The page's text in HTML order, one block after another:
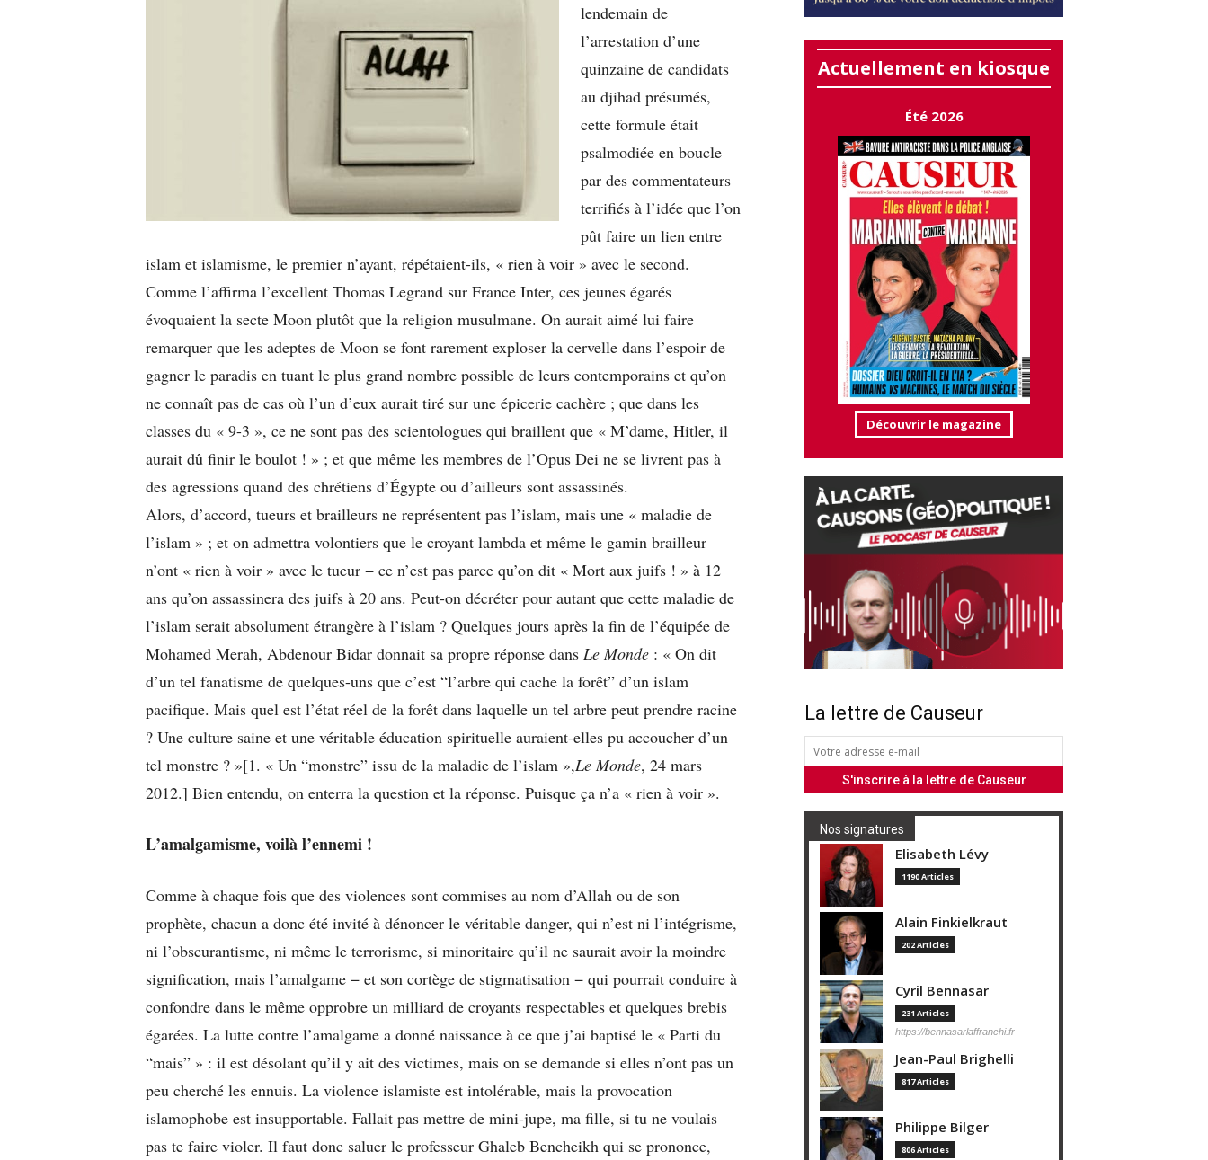
lendemain de
l’arrestation d’une
quinzaine de candidats
au djihad présumés,
cette formule était
psalmodiée en boucle
par des commentateurs
terrifiés à l’idée que l’on
pût faire un lien entre
islam et islamisme, le premier n’ayant, répétaient-ils, « rien à voir » avec le second.
Comme l’affirma l’excellent Thomas Legrand sur France Inter, ces jeunes égarés
évoquaient la secte Moon plutôt que la religion musulmane. On aurait aimé lui faire
remarquer que les adeptes de Moon se font rarement exploser la cervelle dans l’espoir de
gagner le paradis en tuant le plus grand nombre possible de leurs contemporains et qu’on
ne connaît pas de cas où l’un d’eux aurait tiré sur une épicerie cachère ; que dans les
classes du « 9-3 », ce ne sont pas des scientologues qui braillent que « M’dame, Hitler, il
aurait dû finir le boulot ! » ; et que même les membres de l’Opus Dei ne se livrent pas à
des agressions quand des chrétiens d’Égypte ou d’ailleurs sont assassinés.
Alors, d’accord, tueurs et brailleurs ne représentent pas l’islam, mais une « maladie de
l’islam » ; et on admettra volontiers que le croyant lambda et même le gamin brailleur
n’ont « rien à voir » avec le tueur − ce n’est pas parce qu’on dit « Mort aux juifs ! » à 12
ans qu’on assassinera des juifs à 20 ans. Peut-on décréter pour autant que cette maladie de
l’islam serait absolument étrangère à l’islam ? Quelques jours après la fin de l’équipée de
Mohamed Merah, Abdenour Bidar donnait sa propre réponse dans Le Monde : « On dit
d’un tel fanatisme de quelques-uns que c’est “l’arbre qui cache la forêt” d’un islam
pacifique. Mais quel est l’état réel de la forêt dans laquelle un tel arbre peut prendre racine
? Une culture saine et une véritable éducation spirituelle auraient-elles pu accoucher d’un
tel monstre ? »[1. « Un “monstre” issu de la maladie de l’islam »,Le Monde, 24 mars
2012.] Bien entendu, on enterra la question et la réponse. Puisque ça n’a « rien à voir ».
L’amalgamisme, voilà l’ennemi !
Comme à chaque fois que des violences sont commises au nom d’Allah ou de son
prophète, chacun a donc été invité à dénoncer le véritable danger, qui n’est ni l’intégrisme,
ni l’obscurantisme, ni même le terrorisme, si minoritaire qu’il ne saurait avoir la moindre
signification, mais l’amalgame − et son cortège de stigmatisation − qui pourrait conduire à
confondre dans le même opprobre un milliard de croyants respectables et quelques brebis
égarées. La lutte contre l’amalgame a donné naissance à ce que j’ai baptisé le « Parti du
“mais” » : il est désolant qu’il y ait des victimes, mais on se demande si elles n’ont pas un
peu cherché les ennuis. La violence islamiste est intolérable, mais la provocation
islamophobe est insupportable. Fallait pas mettre de mini-jupe, ma fille, si tu ne voulais
pas te faire violer. Il faut donc saluer le professeur Ghaleb Bencheikh qui se prononce,
Actuellement en kiosque
Été 2026
Découvrir le magazine
La lettre de Causeur
Nos signatures
Elisabeth Lévy
1190 Articles
Alain Finkielkraut
202 Articles
Cyril Bennasar
231 Articles
https://bennasarlaffranchi.fr
Jean-Paul Brighelli
817 Articles
Philippe Bilger
806 Articles